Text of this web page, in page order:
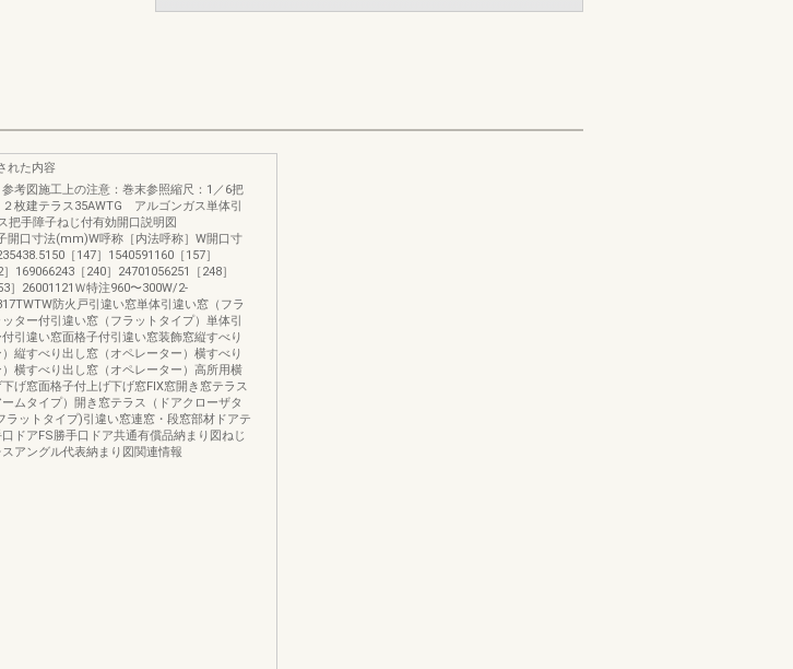
れた内容
考図施工上の注意：巻末参照縮尺：1／6把
枚建テラス35AWTG アルゴンガス単体引
把手障子ねじ付有効開口説明図
寸法(mm)W呼称［内法呼称］W開口寸
［147］1540591160［157］
169066243［240］24701056251［248］
］26001121Ｗ特注960〜300W/2-
防火戸引違い窓単体引違い窓（フラ
ター付引違い窓（フラットタイプ）単体引
引違い窓面格子付引違い窓装飾窓縦すべり
縦すべり出し窓（オペレーター）横すべり
横すべり出し窓（オペレーター）高所用横
げ窓面格子付上げ下げ窓FIX窓開き窓テラス
ームタイプ）開き窓テラス（ドアクローザタ
ラットタイプ)引違い窓連窓・段窓部材ドアテ
ドアFS勝手口ドア共通有償品納まり図ねじ
アングル代表納まり図関連情報